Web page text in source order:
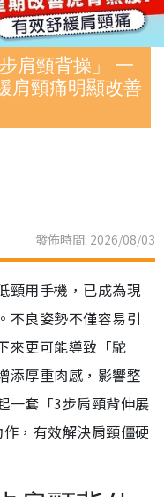
肩頸背操」 一
肩頸痛明顯改善
發佈時間: 2026/08/03
頸用手機，已成為現
不良姿勢不僅容易引
來更可能導致「駝
添厚重肉感，影響整
一套「3步肩頸背伸展
，有效解決肩頸僵硬